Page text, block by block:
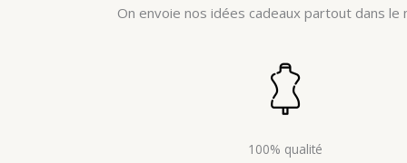
On envoie nos idées cadeaux partout dans le
100% qualité